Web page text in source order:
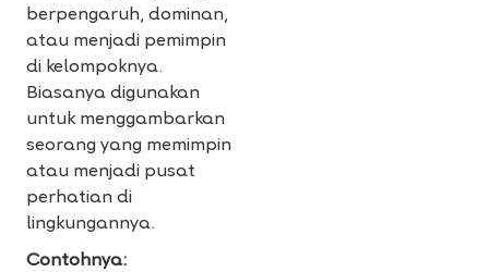
berpengaruh, dominan,
atau menjadi pemimpin
di kelompoknya.
Biasanya digunakan
untuk menggambarkan
seorang yang memimpin
atau menjadi pusat
perhatian di
lingkungannya.
Contohnya: